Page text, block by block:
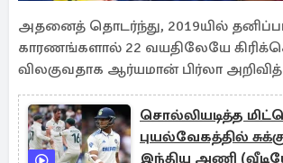
அதனைத் தொடர்ந்து, 2019யில்
காரணங்களால் 22 வயதிலேயே
விலகுவதாக ஆர்யமான் பிர்லா
சொல்லியடித்த
புயல்வேகத்தில்
இந்திய அணி